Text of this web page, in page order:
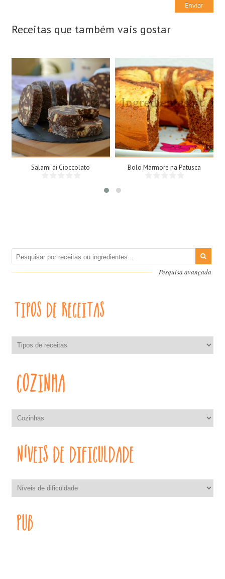
Receitas que também vais gostar
15 Fatias
N/A
Salami di Cioccolato
8 Doses
8 Pessoas
25Min
Bolo Mármore na Patusca
Pesquisa avançada